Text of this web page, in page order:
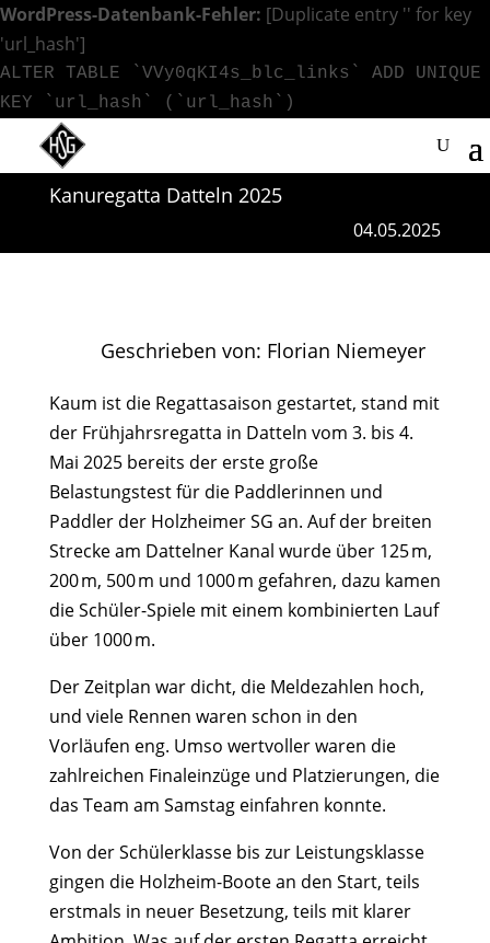
WordPress-Datenbank-Fehler: [Duplicate entry '' for key
'url_hash']
ALTER TABLE `VVy0qKI4s_blc_links` ADD UNIQUE
KEY `url_hash` (`url_hash`)
Kanuregatta Datteln 2025
04.05.2025
Geschrieben von: Florian Niemeyer
Kaum ist die Regattasaison gestartet, stand mit
der Frühjahrsregatta in Datteln vom 3. bis 4.
Mai 2025 bereits der erste große
Belastungstest für die Paddlerinnen und
Paddler der Holzheimer SG an. Auf der breiten
Strecke am Dattelner Kanal wurde über 125 m,
200 m, 500 m und 1000 m gefahren, dazu kamen
die Schüler-Spiele mit einem kombinierten Lauf
über 1000 m.
Der Zeitplan war dicht, die Meldezahlen hoch,
und viele Rennen waren schon in den
Vorläufen eng. Umso wertvoller waren die
zahlreichen Finaleinzüge und Platzierungen, die
das Team am Samstag einfahren konnte.
Von der Schülerklasse bis zur Leistungsklasse
gingen die Holzheim-Boote an den Start, teils
erstmals in neuer Besetzung, teils mit klarer